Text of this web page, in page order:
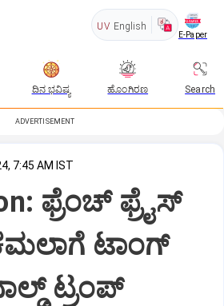
UV English
E-Paper
ದಿನ ಭವಿಷ್ಯ ಹೊಂಗಿರಣ Search
ADVERTISEMENT
7:45 AM IST
ಫ್ರೆಂಚ್‌ ಫ್ರೈಸ್‌
ಟಾಂಗ್‌
ಟ್ರಂಪ್‌